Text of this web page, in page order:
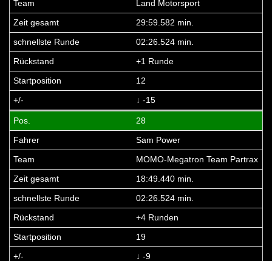
Land Motorsport
29:59.582 min.
02:26.524 min.
+1 Runde
12
↓ -15
28
Sam Power
MOMO-Megatron Team Partrax
18:49.440 min.
02:26.524 min.
+4 Runden
19
↓ -9